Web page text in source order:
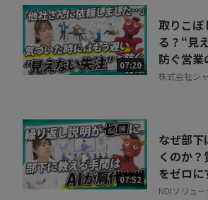
07:20
取りこぼ
る？“見
防ぐ営業
株式会社シ
07:52
なぜ部下
くのか
をゼロに
NDIソリュ